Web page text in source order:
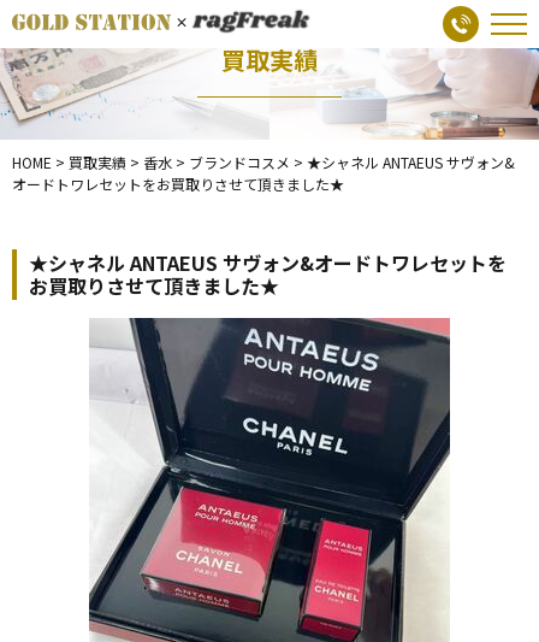
買取実績
HOME > 買取実績 > 香水 > ブランドコスメ > ★シャネル ANTAEUS サヴォン&
オードトワレセットをお買取りさせて頂きました★
★シャネル ANTAEUS サヴォン&オードトワレセットを
お買取りさせて頂きました★